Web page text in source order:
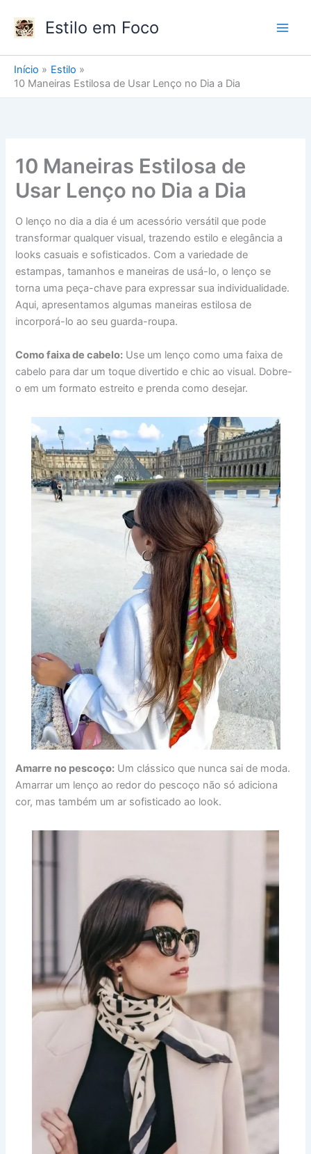
para
conteúdo
Estilo em Foco
Início
Estilo
10 Maneiras Estilosa de Usar Lenço no Dia a Dia
10 Maneiras Estilosa de
Usar Lenço no Dia a Dia
O lenço no dia a dia é um acessório versátil que pode
transformar qualquer visual, trazendo estilo e elegância a
looks casuais e sofisticados. Com a variedade de
estampas, tamanhos e maneiras de usá-lo, o lenço se
torna uma peça-chave para expressar sua individualidade.
Aqui, apresentamos algumas maneiras estilosa de
incorporá-lo ao seu guarda-roupa.
Como faixa de cabelo: Use um lenço como uma faixa de
cabelo para dar um toque divertido e chic ao visual. Dobre-
o em um formato estreito e prenda como desejar.
Amarre no pescoço: Um clássico que nunca sai de moda.
Amarrar um lenço ao redor do pescoço não só adiciona
cor, mas também um ar sofisticado ao look.